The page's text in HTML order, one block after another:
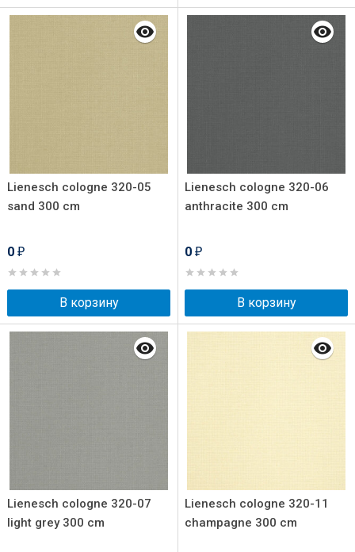
Lienesch cologne 320-05
sand 300 cm
0 ₽
В корзину
Lienesch cologne 320-06
anthracite 300 cm
0 ₽
В корзину
Lienesch cologne 320-07
light grey 300 cm
Lienesch cologne 320-11
champagne 300 cm